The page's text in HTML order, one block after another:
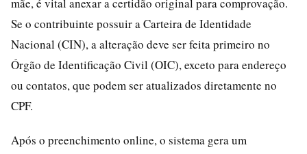
Se o contribuinte possuir a Carteira de Identidade
Nacional (CIN), a alteração deve ser feita primeiro no
Órgão de Identificação Civil (OIC), exceto para endereço
ou contatos, que podem ser atualizados diretamente no
CPF.
Após o preenchimento online, o sistema gera um